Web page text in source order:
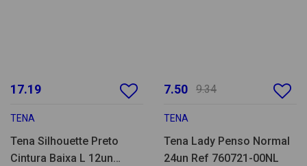
17.19
TENA
Tena Silhouette Preto
Cintura Baixa L 12un
7.50 9.34
TENA
Tena Lady Penso Normal
24un Ref 760721-00NL